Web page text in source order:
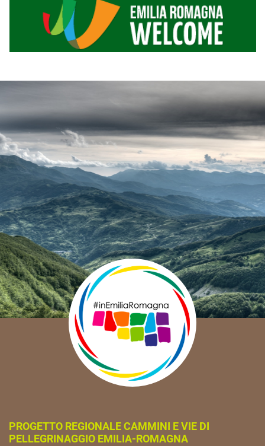
PROGETTO REGIONALE CAMMINI E VIE DI
PELLEGRINAGGIO EMILIA-ROMAGNA